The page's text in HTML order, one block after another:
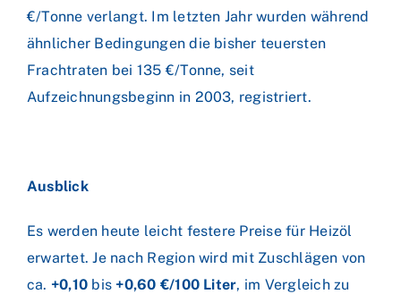
€/Tonne verlangt. Im letzten Jahr wurden während
ähnlicher Bedingungen die bisher teuersten
Frachtraten bei 135 €/Tonne, seit
Aufzeichnungsbeginn in 2003, registriert.
Ausblick
Es werden heute leicht festere Preise für Heizöl
erwartet. Je nach Region wird mit Zuschlägen von
ca. +0,10 bis +0,60 €/100 Liter, im Vergleich zu